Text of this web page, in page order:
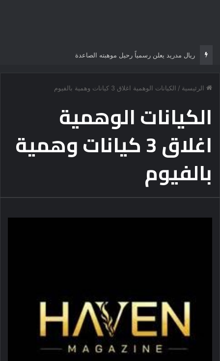
ريال مدريد يعلن رسمياً رحيل موهبته الصاعدة
الرئيسية / الكيانات الوهمية اغلاق 3 كيانات وهمية بالفيوم
الكيانات الوهمية
اغلاق 3 كيانات وهمية
بالفيوم